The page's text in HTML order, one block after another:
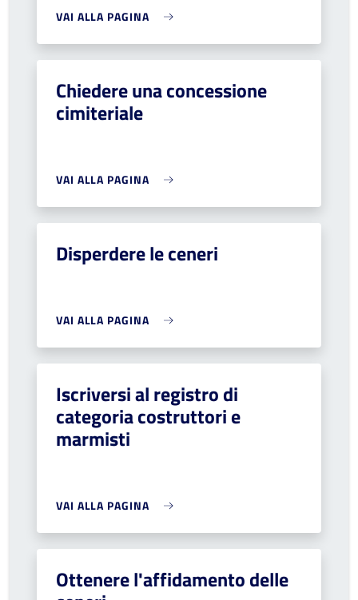
VAI ALLA PAGINA
Chiedere una concessione
cimiteriale
VAI ALLA PAGINA
Disperdere le ceneri
VAI ALLA PAGINA
Iscriversi al registro di
categoria costruttori e
marmisti
VAI ALLA PAGINA
Ottenere l'affidamento delle